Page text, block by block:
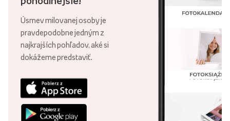
Úsmev milovanej osoby je
pravdepodobne jedným z
najkrajších pohľadov, aké si
dokážeme predstaviť.